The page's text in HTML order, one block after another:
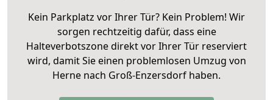
Kein Parkplatz vor Ihrer Tür? Kein Problem! Wir
sorgen rechtzeitig dafür, dass eine
Halteverbotszone direkt vor Ihrer Tür reserviert
wird, damit Sie einen problemlosen Umzug von
Herne nach Groß-Enzersdorf haben.